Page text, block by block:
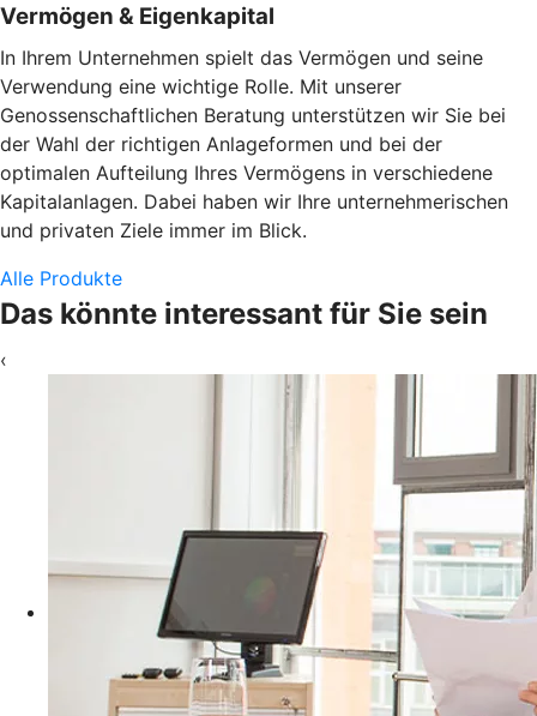
Vermögen & Eigenkapital
In Ihrem Unternehmen spielt das Vermögen und seine
Verwendung eine wichtige Rolle. Mit unserer
Genossenschaftlichen Beratung unterstützen wir Sie bei
der Wahl der richtigen Anlageformen und bei der
optimalen Aufteilung Ihres Vermögens in verschiedene
Kapitalanlagen. Dabei haben wir Ihre unternehmerischen
und privaten Ziele immer im Blick.
Alle Produkte
Das könnte interessant für Sie sein
‹